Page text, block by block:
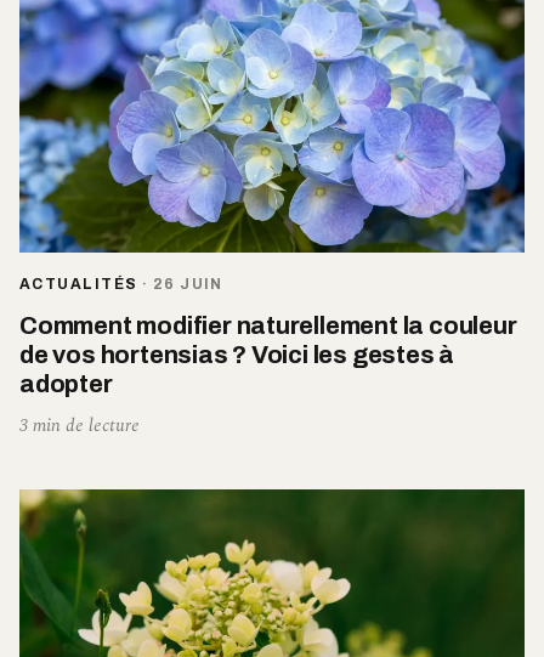
ACTUALITÉS · 26 JUIN
Comment modifier naturellement la couleur
de vos hortensias ? Voici les gestes à
adopter
3 min de lecture